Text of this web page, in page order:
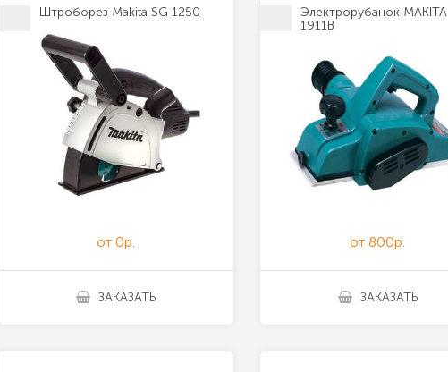
Штроборез Makita SG 1250
от 0р.
ЗАКАЗАТЬ
Электрорубанок MAKITA
1911B
от 800р.
ЗАКАЗАТЬ